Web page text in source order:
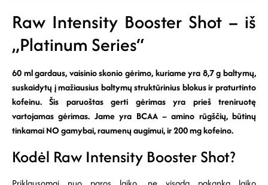
Raw Intensity Booster Shot – iš
„Platinum Series“
60 ml gardaus, vaisinio skonio gėrimo, kuriame yra 8,7 g baltymų,
suskaidytų į mažiausius baltymų struktūrinius blokus ir praturtinto
kofeinu. Šis paruoštas gerti gėrimas yra prieš treniruotę
vartojamas gėrimas. Jame yra BCAA – amino rūgščių, būtinų
tinkamai NO gamybai, raumenų augimui, ir 200 mg kofeino.
Kodėl Raw Intensity Booster Shot?